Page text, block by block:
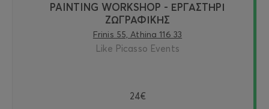
PAINTING WORKSHOP - ΕΡΓΑΣΤΗΡΙ
ΖΩΓΡΑΦΙΚΗΣ
Frinis 55, Athina 116 33
Like Picasso Events
24€